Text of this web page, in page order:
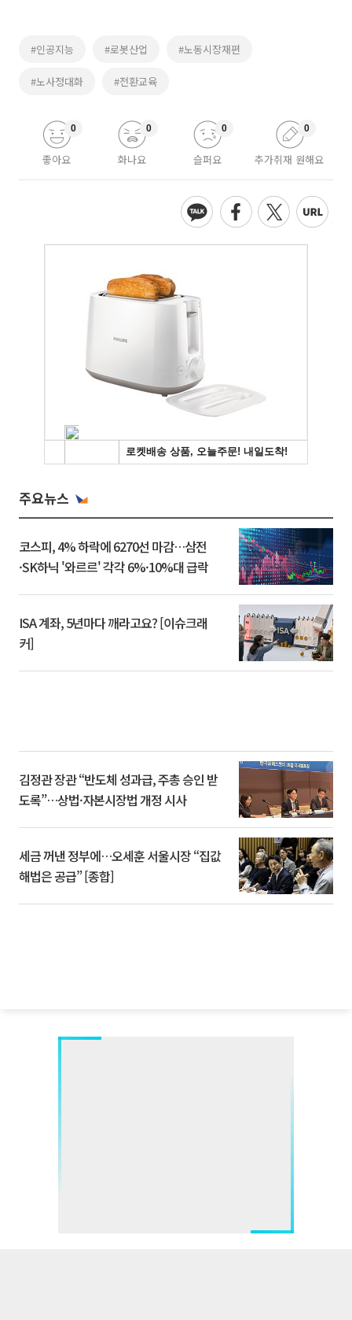
#인공지능 #로봇산업 #노동시장재편
#노사정대화 #전환교육
좋아요
0
화나요
0
슬퍼요
0
추가취재 원해요
0
주요뉴스
코스피, 4% 하락에 6270선 마감…삼전
·SK하닉 '와르르' 각각 6%·10%대 급락
ISA 계좌, 5년마다 깨라고요? [이슈크래
커]
김정관 장관 “반도체 성과급, 주총 승인 받
도록”…상법·자본시장법 개정 시사
세금 꺼낸 정부에…오세훈 서울시장 “집값
해법은 공급” [종합]